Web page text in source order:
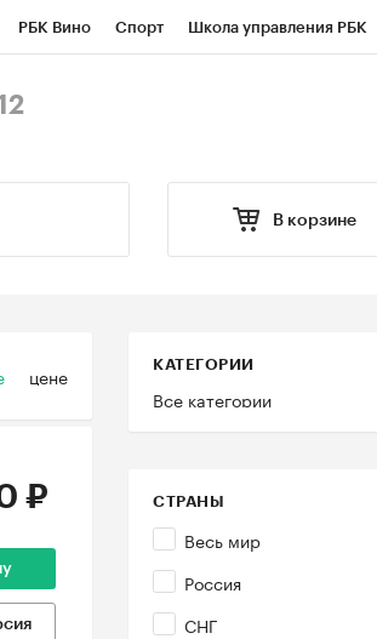
РБК Вино Спорт Школа управления РБК
В корзине
цене КАТЕГОРИИ
Все категории
СТРАНЫ
Весь мир
Россия
СНГ
₽